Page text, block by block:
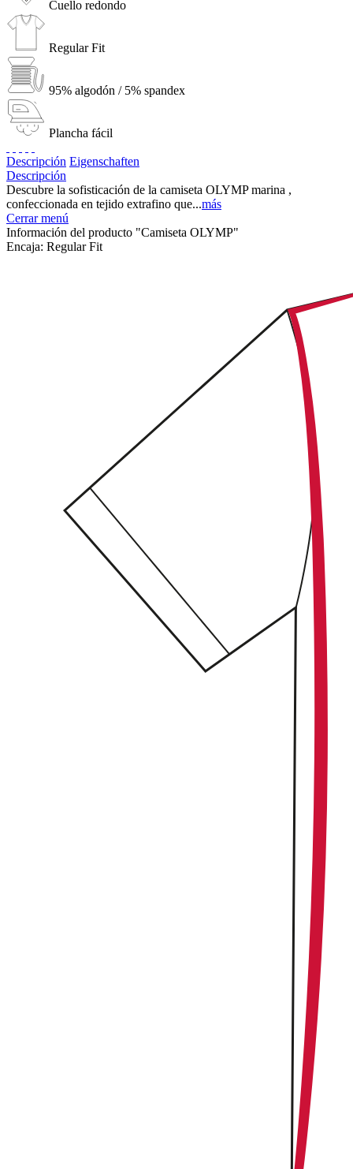
Cuello redondo
Regular Fit
95% algodón / 5% spandex
Plancha fácil
Descripción Eigenschaften
Descripción
Descubre la sofisticación de la camiseta OLYMP marina ,
confeccionada en tejido extrafino que...más
Cerrar menú
Información del producto "Camiseta OLYMP"
Encaja: Regular Fit